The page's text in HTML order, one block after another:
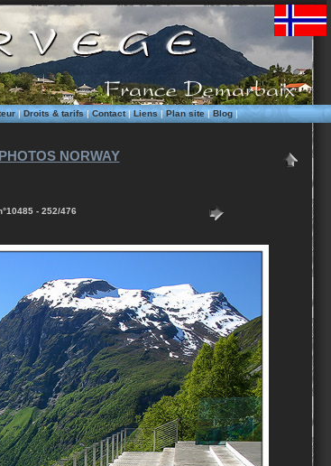
|Droits & tarifs|Contact|Liens|Plan site|Blog|
NORWAY
- 252/476